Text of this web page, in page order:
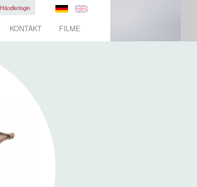
Händlerlogin
KONTAKT FILME